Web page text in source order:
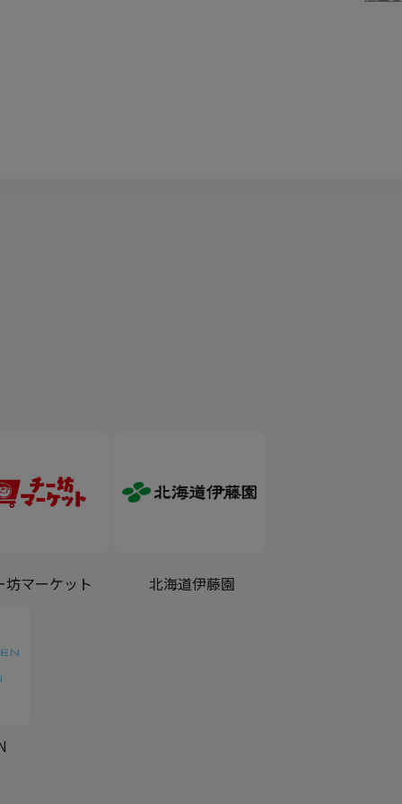
坊マーケット 北海道伊藤園